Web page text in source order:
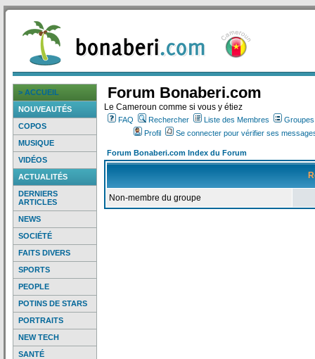
> ACCUEIL
NOUVEAUTÉS
COPOS
MUSIQUE
VIDÉOS
ACTUALITÉS
DERNIERS
ARTICLES
NEWS
SOCIÉTÉ
FAITS DIVERS
SPORTS
PEOPLE
POTINS DE STARS
PORTRAITS
NEW TECH
SANTÉ
Forum Bonaberi.com
Le Cameroun comme si vous y étiez
FAQ Rechercher Liste des Membres
Profil
Se connecter pour vérifier ses
Forum Bonaberi.com Index du Forum
Non-membre du groupe